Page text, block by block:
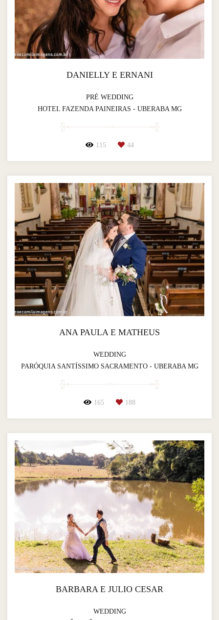
DANIELLY E ERNANI
PRÉ WEDDING
HOTEL FAZENDA PAINEIRAS - UBERABA MG
115 44
ANA PAULA E MATHEUS
WEDDING
PARÓQUIA SANTÍSSIMO SACRAMENTO - UBERABA MG
165 188
BARBARA E JULIO CESAR
WEDDING